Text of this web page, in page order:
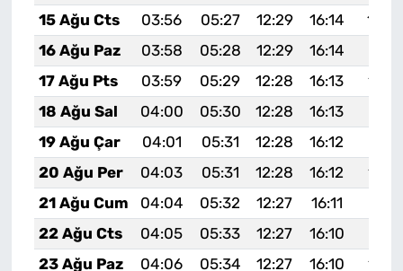
15 Ağu Cts
03:56 05:27 12:29 16:14
16 Ağu Paz
03:58 05:28 12:29 16:14
17 Ağu Pts
03:59 05:29 12:28 16:13
19:18
18 Ağu Sal
04:00 05:30 12:28 16:13
19 Ağu Çar
04:01 05:31 12:28 16:12
20 Ağu Per
04:03 05:31 12:28 16:12
19:14
21 Ağu Cum
04:04 05:32 12:27 16:11
22 Ağu Cts
04:05 05:33 12:27 16:10
23 Ağu Paz
04:06 05:34 12:27 16:10
19:10